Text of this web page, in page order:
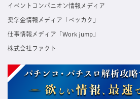
イベントコンパニオン情報メディア
奨学金情報メディア「ベッカク」
仕事情報メディア「Work jump」
株式会社ファクト